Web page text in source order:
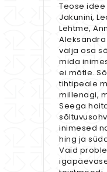
Teose
Jakunini,
Lehtme,
välja osa
mida
ei mõtle.
tihtipeale
millenagi,
Seega
inimesed
hing ja
Vaid